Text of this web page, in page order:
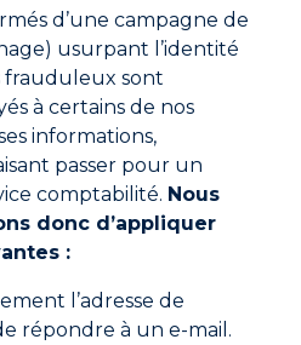
à télécharger
de sécurité
d’une campagne de
usurpant l’identité
frauduleux sont
à certains de nos
informations,
passer pour un
comptabilité. Nous
donc d’appliquer
:
l’adresse de
répondre à un e-mail.